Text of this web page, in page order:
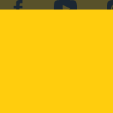
facebookYouTube